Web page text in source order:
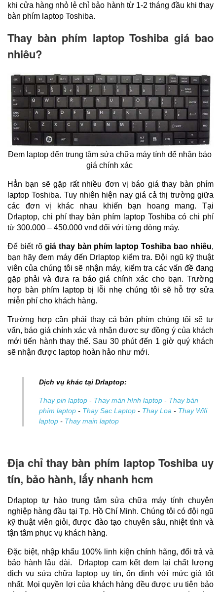
khi cửa hàng nhỏ lẻ chỉ bảo hành từ 1-2 tháng đầu khi thay
bàn phím laptop Toshiba.
Thay bàn phím laptop Toshiba giá bao
nhiêu?
Đem laptop đến trung tâm sửa chữa máy tính để nhận báo
giá chính xác
Hẳn bạn sẽ gặp rất nhiều đơn vị báo giá thay bàn phím
laptop Toshiba. Tuy nhiên hiện nay giá cả thị trường giữa
các đơn vị khác nhau khiến bạn hoang mang. Tại
Drlaptop, chi phí thay bàn phím laptop Toshiba có chi phí
từ 300.000 – 450.000 vnđ đối với từng dòng máy.
Để biết rõ giá thay bàn phím laptop Toshiba bao nhiêu,
bạn hãy đem máy đến Drlaptop kiểm tra. Đội ngũ kỹ thuật
viên của chúng tôi sẽ nhận máy, kiểm tra các vấn đề đang
gặp phải và đưa ra báo giá chính xác cho bạn. Trường
hợp bàn phím laptop bị lỗi nhẹ chúng tôi sẽ hỗ trợ sửa
miễn phí cho khách hàng.
Trường hợp cần phải thay cả bàn phím chúng tôi sẽ tư
vấn, báo giá chính xác và nhận được sự đồng ý của khách
mới tiến hành thay thế. Sau 30 phút đến 1 giờ quý khách
sẽ nhận được laptop hoàn hảo như mới.
Dịch vụ khác tại Drlaptop:
Thay pin laptop - Thay màn hình laptop - Thay bàn
phím laptop - Thay Sạc Laptop - Thay Loa - Thay Wifi
laptop - Thay main laptop
Địa chỉ thay bàn phím laptop Toshiba uy
tín, bảo hành, lấy nhanh hcm
Drlaptop tự hào trung tâm sửa chữa máy tính chuyên
nghiệp hàng đầu tại Tp. Hồ Chí Minh. Chúng tôi có đội ngũ
kỹ thuật viên giỏi, được đào tạo chuyên sâu, nhiệt tình và
tận tâm phục vụ khách hàng.
Đặc biệt, nhập khẩu 100% linh kiện chính hãng, đổi trả và
bảo hành lâu dài.  Drlaptop cam kết đem lại chất lượng
dịch vụ sửa chữa laptop uy tín, ổn định với mức giá tốt
nhất. Mọi quyền lợi của khách hàng đều được ưu tiên bảo